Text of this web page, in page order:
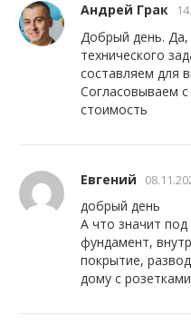
Андрей Грак
Добрый день. Да,
технического
составляем для
Согласовываем
стоимость
Евгений
добрый день
А что значит под
фундамент,
покрытие,
дому с